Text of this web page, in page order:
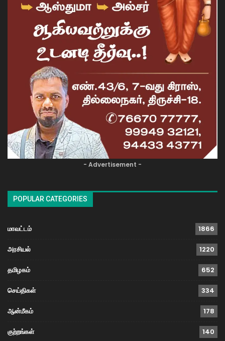
- Advertisement -
POPULAR CATEGORIES
மாவட்டம் 1866
அரசியல் 1220
தமிழகம் 652
செய்திகள் 334
ஆன்மீகம் 178
குற்றங்கள் 140